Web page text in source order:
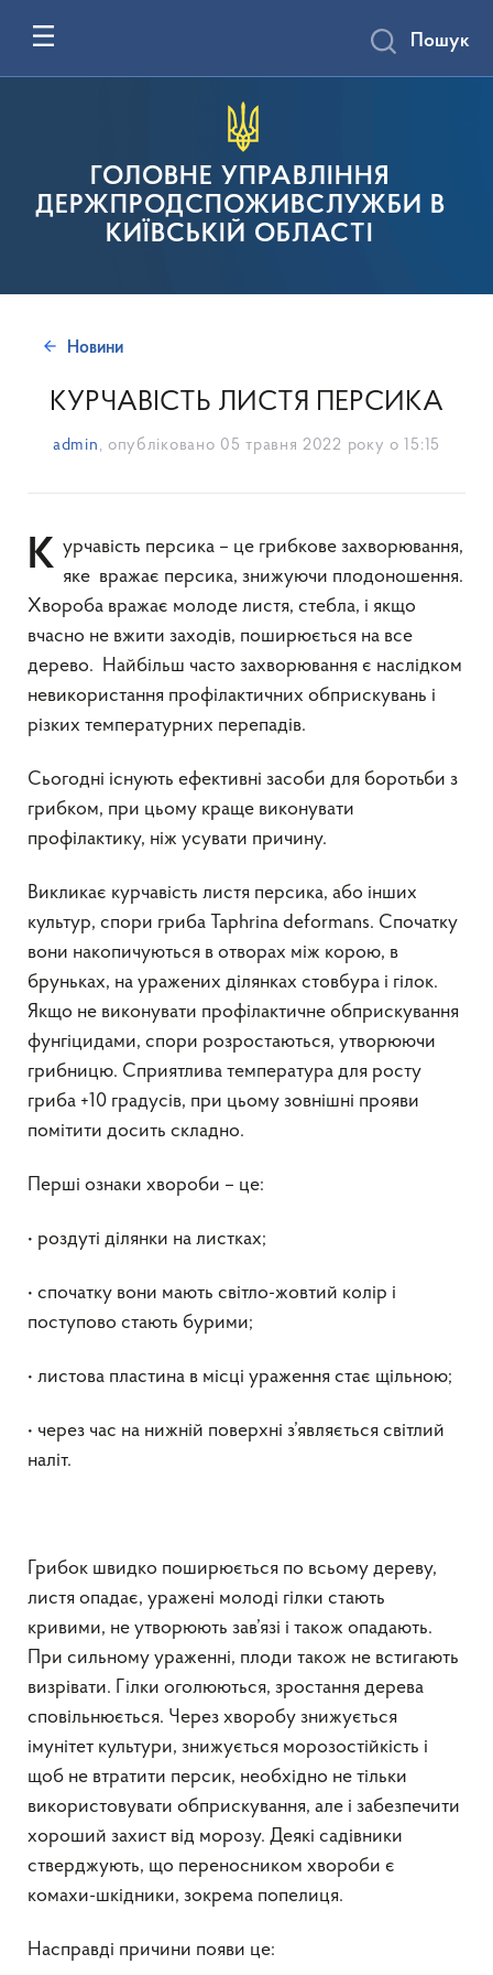
ГОЛОВНЕ УПРАВЛІННЯ
ДЕРЖПРОДСПОЖИВСЛУЖБИ В
КИЇВСЬКІЙ ОБЛАСТІ
Пошук
Новини
КУРЧАВІСТЬ ЛИСТЯ ПЕРСИКА
admin , опубліковано 05 травня 2022 року о 15:15
Курчавість персика – це грибкове захворювання, яке вражає персика, знижуючи плодоношення.
Хвороба вражає молоде листя, стебла, і якщо
вчасно не вжити заходів, поширюється на все
дерево. Найбільш часто захворювання є наслідком
невикористання профілактичних обприскувань і
різких температурних перепадів.
Сьогодні існують ефективні засоби для боротьби з
грибком, при цьому краще виконувати
профілактику, ніж усувати причину.
Викликає курчавість листя персика, або інших
культур, спори гриба Taphrina deformans. Спочатку
вони накопичуються в отворах між корою, в
бруньках, на уражених ділянках стовбура і гілок.
Якщо не виконувати профілактичне обприскування
фунгіцидами, спори розростаються, утворюючи
грибницю. Сприятлива температура для росту
гриба +10 градусів, при цьому зовнішні прояви
помітити досить складно.
Перші ознаки хвороби – це:
• роздуті ділянки на листках;
• спочатку вони мають світло-жовтий колір і
поступово стають бурими;
• листова пластина в місці ураження стає щільною;
• через час на нижній поверхні з’являється світлий
наліт.
Грибок швидко поширюється по всьому дереву,
листя опадає, уражені молоді гілки стають
кривими, не утворюють зав’язі і також опадають.
При сильному ураженні, плоди також не встигають
визрівати. Гілки оголюються, зростання дерева
сповільнюється. Через хворобу знижується
імунітет культури, знижується морозостійкість і
щоб не втратити персик, необхідно не тільки
використовувати обприскування, але і забезпечити
хороший захист від морозу. Деякі садівники
стверджують, що переносником хвороби є
комахи-шкідники, зокрема попелиця.
Насправді причини появи це: